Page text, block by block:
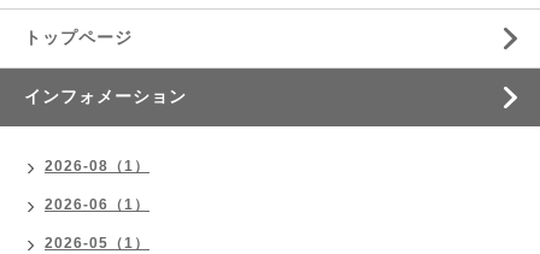
トップページ
インフォメーション
2026-08（1）
2026-06（1）
2026-05（1）